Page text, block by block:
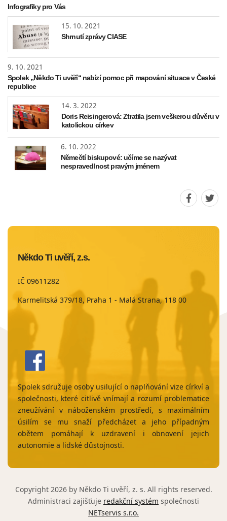
Infografiky pro Vás
15. 10. 2021
Shrnutí zprávy CIASE
9. 10. 2021
Spolek „Někdo Ti uvěří“ nabízí pomoc při mapování situace v České
republice
14. 3. 2022
Doris Reisingerová: Ztratila jsem veškerou důvěru v
katolickou církev
6. 10. 2022
Němečtí biskupové: učíme se nazývat
nespravedlnost pravým jménem
Sdílet
na
Někdo Ti uvěří, z.s.
IČ 09611282
Karmelitská 379/18, Praha 1 - Malá Strana, 118 00
Spolek sdružuje osoby usilující o naplňování vize církví a
společnosti, které citlivě vnímají a rozumí problematice
zneužívání v náboženském prostředí, s maximálním
úsilím se mu snaží předcházet a jeho případným
obětem pomáhají k uzdravení i obnovení jejich
autonomie a lidské důstojnosti.
Copyright 2026 by Někdo Ti uvěří, z. s. All rights reserved.
Administraci zajišťuje redakční systém společnosti
NETservis s.r.o.